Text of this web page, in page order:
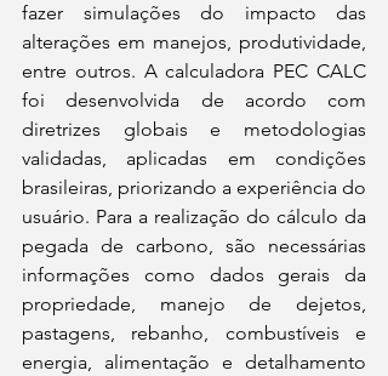
fazer simulações do impacto das
alterações em manejos, produtividade,
entre outros. A calculadora PEC CALC
foi desenvolvida de acordo com
diretrizes globais e metodologias
validadas, aplicadas em condições
brasileiras, priorizando a experiência do
usuário. Para a realização do cálculo da
pegada de carbono, são necessárias
informações como dados gerais da
propriedade, manejo de dejetos,
pastagens, rebanho, combustíveis e
energia, alimentação e detalhamento